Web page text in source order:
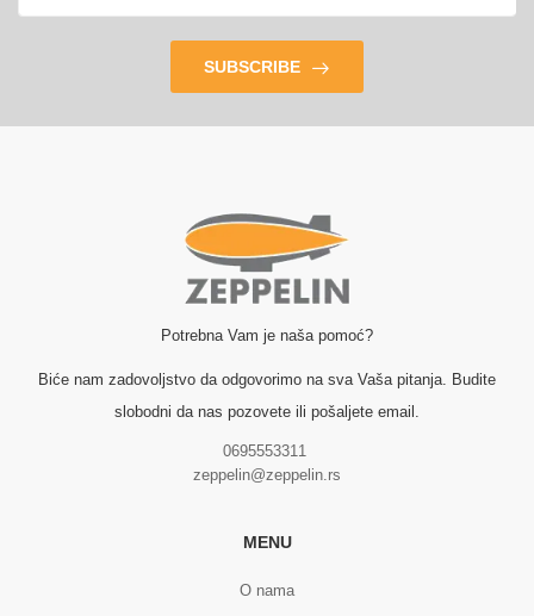
SUBSCRIBE
Potrebna Vam je naša pomoć?
Biće nam zadovoljstvo da odgovorimo na sva Vaša pitanja. Budite
slobodni da nas pozovete ili pošaljete email.
0695553311
zeppelin@zeppelin.rs
MENU
O nama